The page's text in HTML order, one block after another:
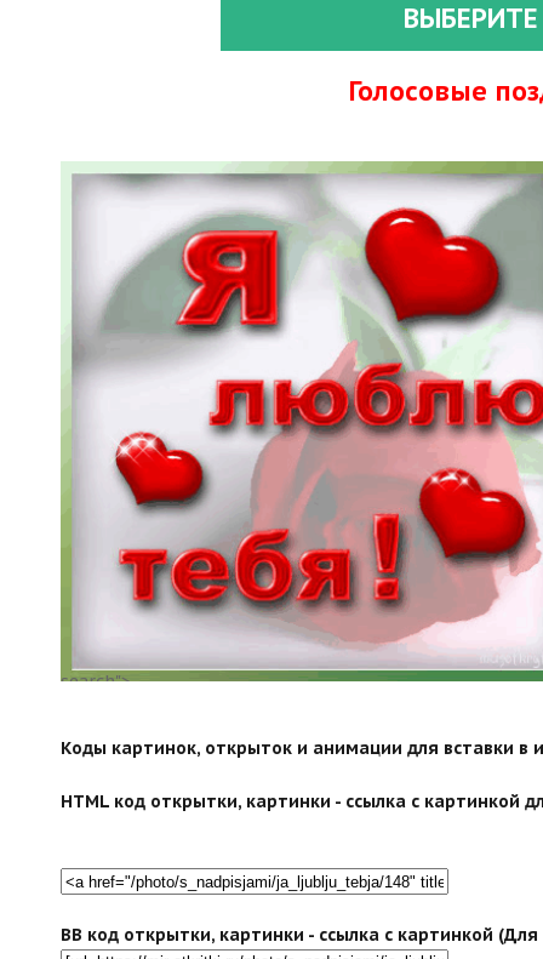
Голосовые
search">
Коды картинок, открыток и анимации для вставки в
HTML код открытки, картинки - ссылка с картинкой
BB код открытки, картинки - ссылка с картинкой